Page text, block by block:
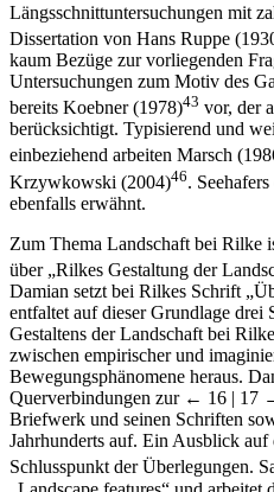
Längsschnittuntersuchungen mit
Dissertation von Hans Ruppe
kaum Bezüge zur vorliegenden
Untersuchungen zum Motiv des
bereits Koebner (1978)43 vor, der
berücksichtigt. Typisierend und
einbeziehend arbeiten Marsch
Krzywkowski (2004)46.
ebenfalls erwähnt.
Zum Thema Landschaft bei Rilke
über „Rilkes Gestaltung der
Damian setzt bei Rilkes Schrift
entfaltet auf dieser Grundlage drei
Gestaltens der Landschaft bei
zwischen empirischer und
Bewegungsphänomene heraus.
Querverbindungen zur ← 16 | 17
Briefwerk und seinen Schriften
Jahrhunderts auf. Ein Ausblick
Schlusspunkt der Überlegungen.